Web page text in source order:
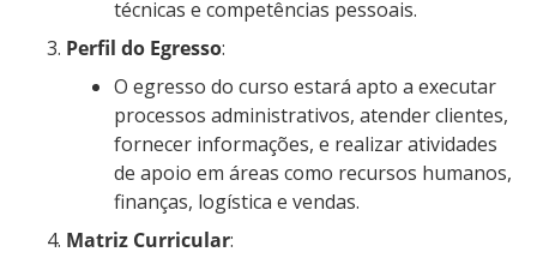
técnicas e competências pessoais.
Perfil do Egresso:
O egresso do curso estará apto a executar
processos administrativos, atender clientes,
fornecer informações, e realizar atividades
de apoio em áreas como recursos humanos,
finanças, logística e vendas.
Matriz Curricular: